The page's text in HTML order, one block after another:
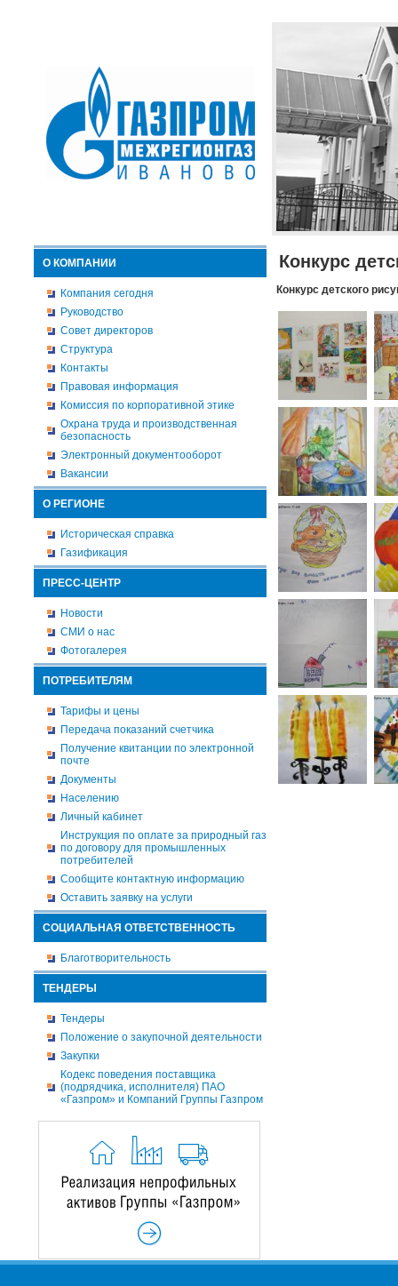
О КОМПАНИИ
Компания сегодня
Руководство
Совет директоров
Структура
Контакты
Правовая информация
Комиссия по корпоративной этике
Охрана труда и производственная
безопасность
Электронный документооборот
Вакансии
О РЕГИОНЕ
Историческая справка
Газификация
ПРЕСС-ЦЕНТР
Новости
СМИ о нас
Фотогалерея
ПОТРЕБИТЕЛЯМ
Тарифы и цены
Передача показаний счетчика
Получение квитанции по электронной
почте
Документы
Населению
Личный кабинет
Инструкция по оплате за природный газ
по договору для промышленных
потребителей
Сообщите контактную информацию
Оставить заявку на услуги
СОЦИАЛЬНАЯ ОТВЕТСТВЕННОСТЬ
Благотворительность
ТЕНДЕРЫ
Тендеры
Положение о закупочной деятельности
Закупки
Кодекс поведения поставщика
(подрядчика, исполнителя) ПАО
«Газпром» и Компаний Группы Газпром
Конкурс
Конкурс детского